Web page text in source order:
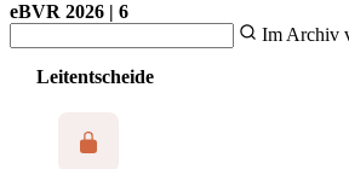
eBVR 2026 | 6
Im Archiv
Leitentscheide